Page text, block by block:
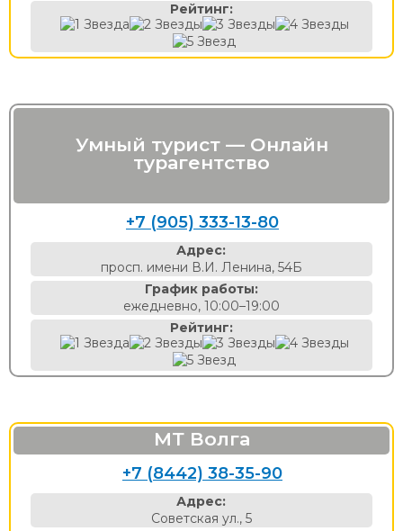
Рейтинг:
Умный турист — Онлайн
турагентство
+7 (905) 333-13-80
Адрес:
просп. имени В.И. Ленина, 54Б
График работы:
ежедневно, 10:00–19:00
Рейтинг:
МТ Волга
+7 (8442) 38-35-90
Адрес:
Советская ул., 5